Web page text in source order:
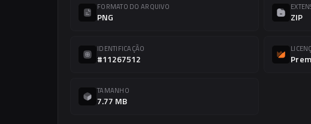
FORMATO DO ARQUIVO
PNG ZIP
IDENTIFICAÇÃO
#11267512
TAMANHO
7.77 MB